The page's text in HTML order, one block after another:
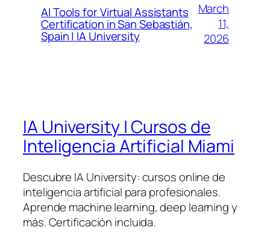
AI Tools for Virtual Assistants
Certification in San Sebastián,
Spain | IA University
March
11,
2026
IA University | Cursos de
Inteligencia Artificial Miami
Descubre IA University: cursos online de
inteligencia artificial para profesionales.
Aprende machine learning, deep learning y
más. Certificación incluida.